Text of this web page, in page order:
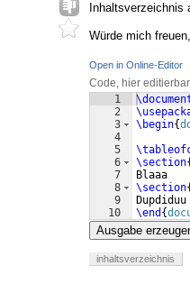
Inhaltsverzeichnis
Würde mich
Open in Online-Editor
Code, hier
1
2
3
4
5
6
7
8
9
10
\begin{
\section{
Blaaa
\section{
Dupdiduu
\end {
Ausgabe
inhaltsverzeichnis